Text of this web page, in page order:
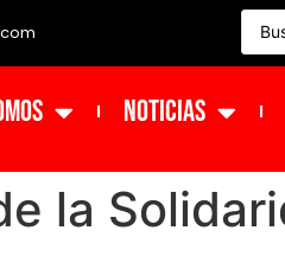
NOTICIAS
la